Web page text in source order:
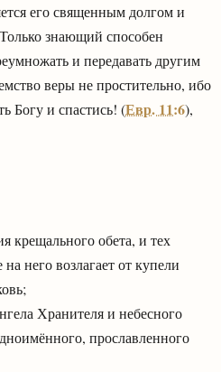
его священным долгом и
знающий способен
и передавать другим
веры не простительно, ибо
Богу и спастись! (Евр. 11:6),
крещального обета, и тех
него возлагает от купели
Хранителя и небесного
прославленного